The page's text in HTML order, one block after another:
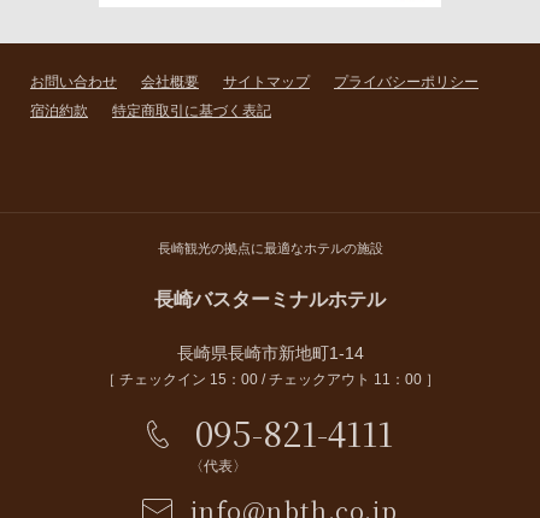
お問い合わせ 会社概要 サイトマップ
プライバシーポリシー
宿泊約款
特定商取引に基づく表記
長崎観光の拠点に最適なホテルの施設
長崎バスターミナルホテル
長崎県長崎市新地町1-14
［ チェックイン 15：00 / チェックアウト 11：00 ］
095-821-4111
〈代表〉
info@nbth.co.jp